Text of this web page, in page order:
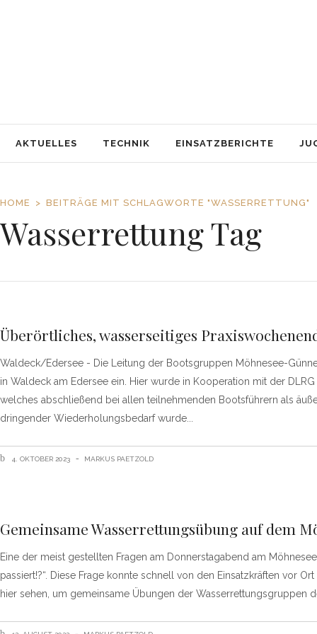
AKTUELLES TECHNIK EINSATZBERICHTE
HOME BEITRÄGE MIT SCHLAGWORTE "WASSERRETTUNG"
Wasserrettung Tag
Überörtliches, wasserseitiges
Waldeck/Edersee - Die Leitung der Bootsgruppen Möhnesee-
in Waldeck am Edersee ein. Hier wurde in Kooperation mit der
welches abschließend bei allen teilnehmenden Bootsführern als
dringender Wiederholungsbedarf wurde
4. OKTOBER 2023 MARKUS PAETZOLD
Gemeinsame Wasserrettungsübung auf dem
Eine der meist gestellten Fragen am Donnerstagabend am
passiert!?“. Diese Frage konnte schnell von den Einsatzkräften vor
hier sehen, um gemeinsame Übungen der Wasserrettungsgruppen